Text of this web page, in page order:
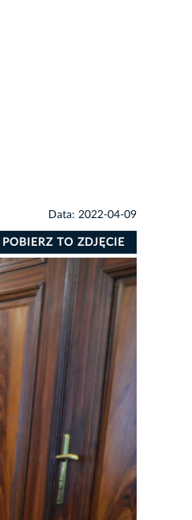
Data: 2022-04-09
POBIERZ TO ZDJĘCIE